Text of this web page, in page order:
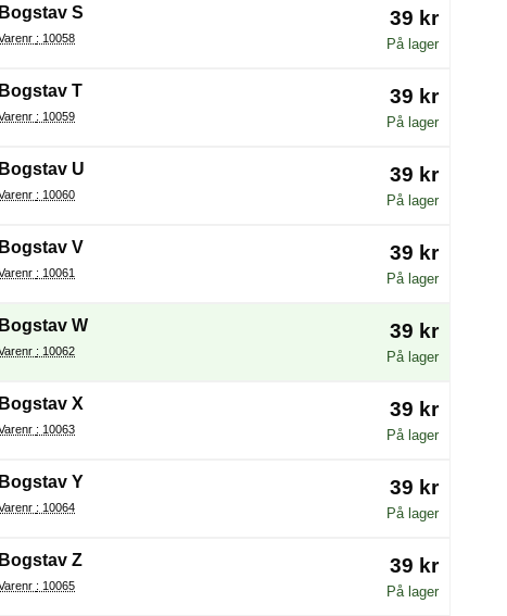
Bogstav S
Varenr : 10058
39 kr
På lager
Bogstav T
Varenr : 10059
39 kr
På lager
Bogstav U
Varenr : 10060
39 kr
På lager
Bogstav V
Varenr : 10061
39 kr
På lager
Bogstav W
Varenr : 10062
39 kr
På lager
Bogstav X
Varenr : 10063
39 kr
På lager
Bogstav Y
Varenr : 10064
39 kr
På lager
Bogstav Z
Varenr : 10065
39 kr
På lager